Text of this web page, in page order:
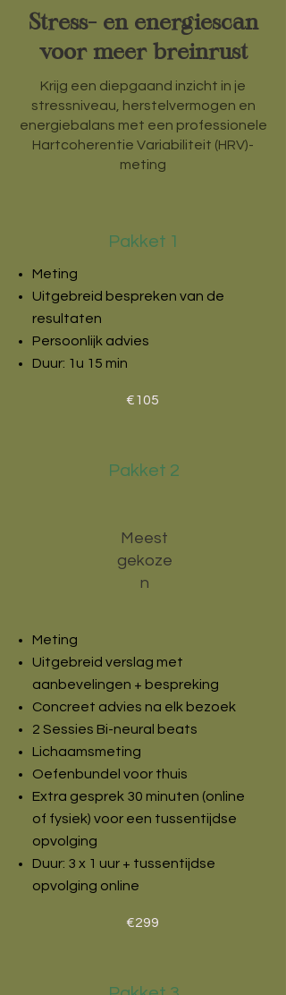
Stress- en energiescan
voor meer breinrust
Krijg een diepgaand inzicht in je
stressniveau, herstelvermogen en
energiebalans met een professionele
Hartcoherentie Variabiliteit (HRV)-
meting
Pakket 1
Meting
Uitgebreid bespreken van de
resultaten
Persoonlijk advies
Duur: 1u 15 min
€105
Pakket 2
Meest
gekoze
n
Meting
Uitgebreid verslag met
aanbevelingen + bespreking
Concreet advies na elk bezoek
2 Sessies Bi-neural beats
Lichaamsmeting
Oefenbundel voor thuis
Extra gesprek 30 minuten (online
of fysiek) voor een tussentijdse
opvolging
Duur: 3 x 1 uur + tussentijdse
opvolging online
€299